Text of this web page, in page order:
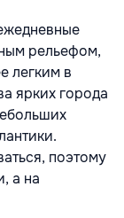
рельефом,
легким в
ярких города
поэтому
а на